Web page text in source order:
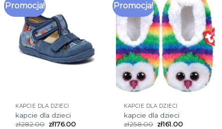
Promocja!
KAPCIE DLA DZIECI
kapcie dla dzieci
zł282.00 zł176.00
Promocja!
KAPCIE DLA DZIECI
kapcie dla dzieci
zł258.00 zł161.00